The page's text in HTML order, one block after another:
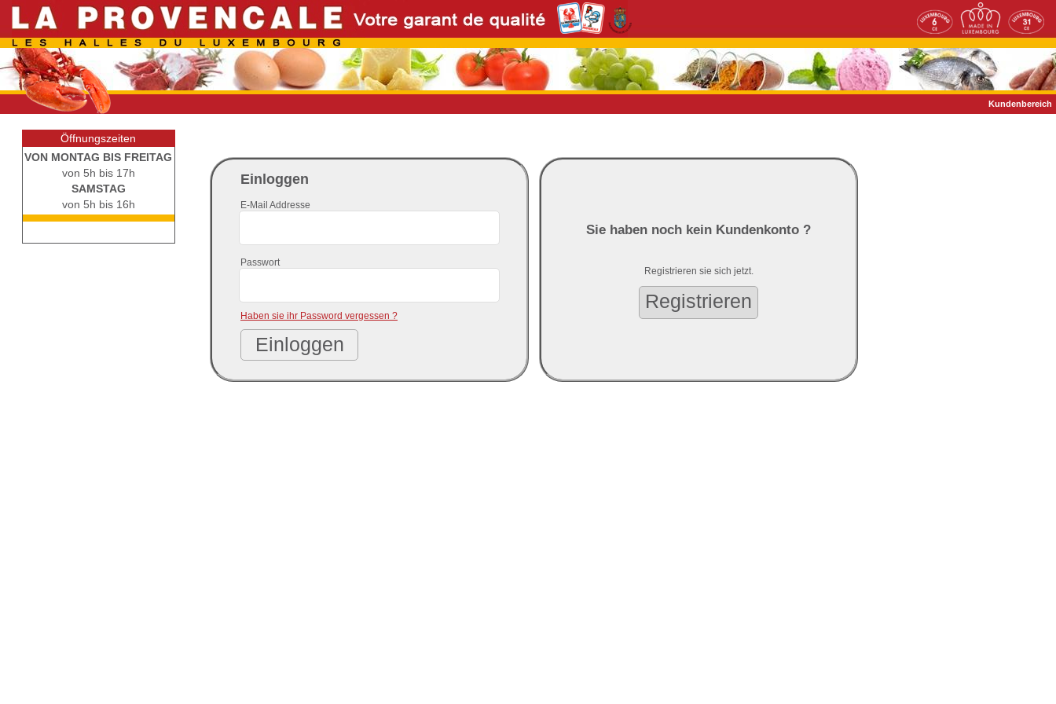
Kundenbereich
Öffnungszeiten
VON MONTAG BIS FREITAG
von 5h bis 17h
SAMSTAG
von 5h bis 16h
Einloggen
E-Mail Addresse
Passwort
Haben sie ihr Password vergessen ?
Sie haben noch kein Kundenkonto ?
Registrieren sie sich jetzt.
Registrieren